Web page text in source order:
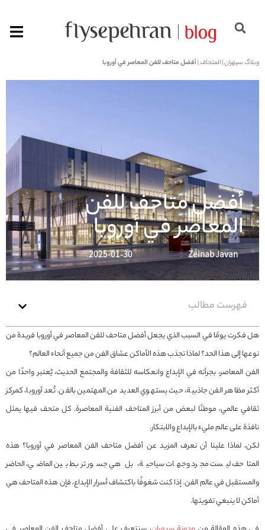
وبلاگ سپهران|المتحاف|أفضل متاحف للفن المعاصر في أوروبا
أفضل متاحف للفن
المعاصر في أوروبا
Zeinab Javan
2025-01-30
فهرست مطالب
هل فكرت يومًا في السبب الذي يجعل أفضل متاحف للفن المعاصر في أوروبا فريدة من
نوعها إلى هذا الحد؟ لماذا تجذب هذه الأماكن عشاق الفن من جميع أنحاء العالم؟
الفن المعاصر، بجرأته في الإبداع وانعكاسه للثقافة والمجتمع الحديث، يُعتبر واحدًا من
أكثر مظاهر الفن جاذبية، حيث يستهوي العديد من المهتمين بالفن. تُعد أوروبا، كمركز
ثقافي عالمي، موطنًا لبعض من أبرز المتاحف الفنية المعاصرة. كل متحف فيها يمثل
نافذة على عالم مليء بالإبداع والابتكار.
لكن، لماذا علينا أن نعرف المزيد عن أفضل متاحف الفن المعاصر في أوروبا؟ هذه
المتاحف ليست مجرد وجهات سياحية، بل هي جسور تربط بين الماضي، الحاضر
والمستقبل في عالم الفن. إذا كنت شغوفًا باكتشاف أسرار الإبداع، فإن هذه المتاحف هي
أماكن لا ينبغي تفويتها.